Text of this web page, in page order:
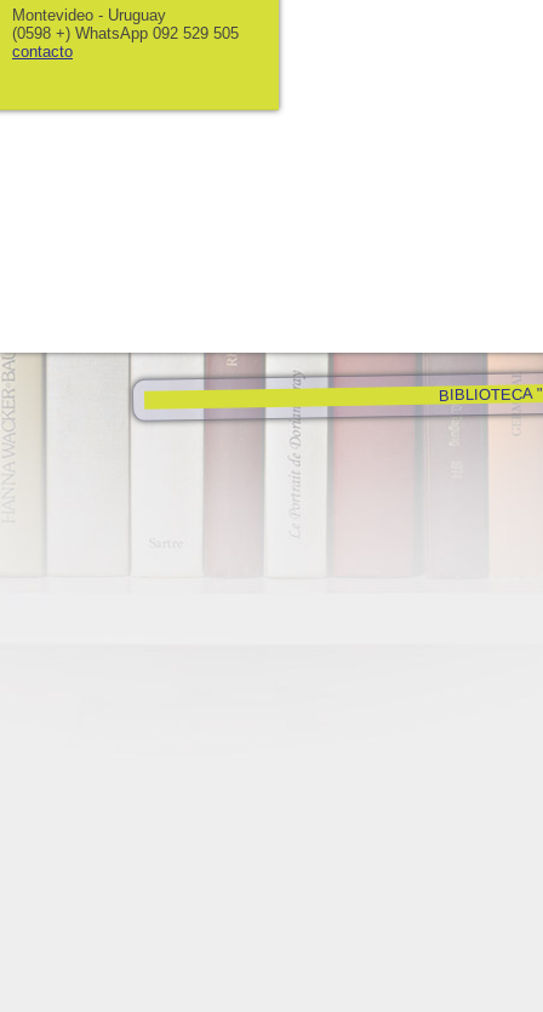
BIBLIOTECA
Montevideo - Uruguay
(0598 +) WhatsApp 092 529 505
contacto